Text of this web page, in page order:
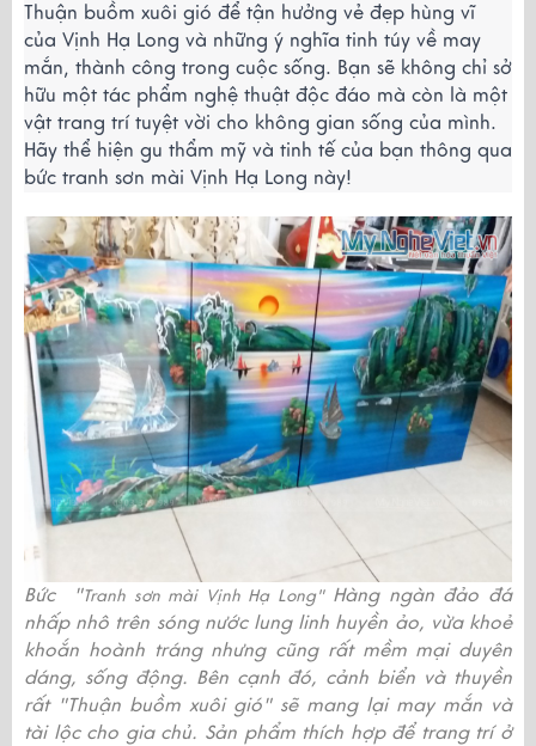
Thuận buồm xuôi gió để tận hưởng vẻ đẹp hùng vĩ
của Vịnh Hạ Long và những ý nghĩa tinh túy về may
mắn, thành công trong cuộc sống. Bạn sẽ không chỉ sở
hữu một tác phẩm nghệ thuật độc đáo mà còn là một
vật trang trí tuyệt vời cho không gian sống của mình.
Hãy thể hiện gu thẩm mỹ và tinh tế của bạn thông qua
bức tranh sơn mài Vịnh Hạ Long này!
Bức "Tranh sơn mài Vịnh Hạ Long"Hàng ngàn đảo đá
nhấp nhô trên sóng nước lung linh huyền ảo, vừa khoẻ
khoắn hoành tráng nhưng cũng rất mềm mại duyên
dáng, sống động. Bên cạnh đó, cảnh biển và thuyền
rất "Thuận buồm xuôi gió" sẽ mang lại may mắn và
tài lộc cho gia chủ. Sản phẩm thích hợp để trang trí ở